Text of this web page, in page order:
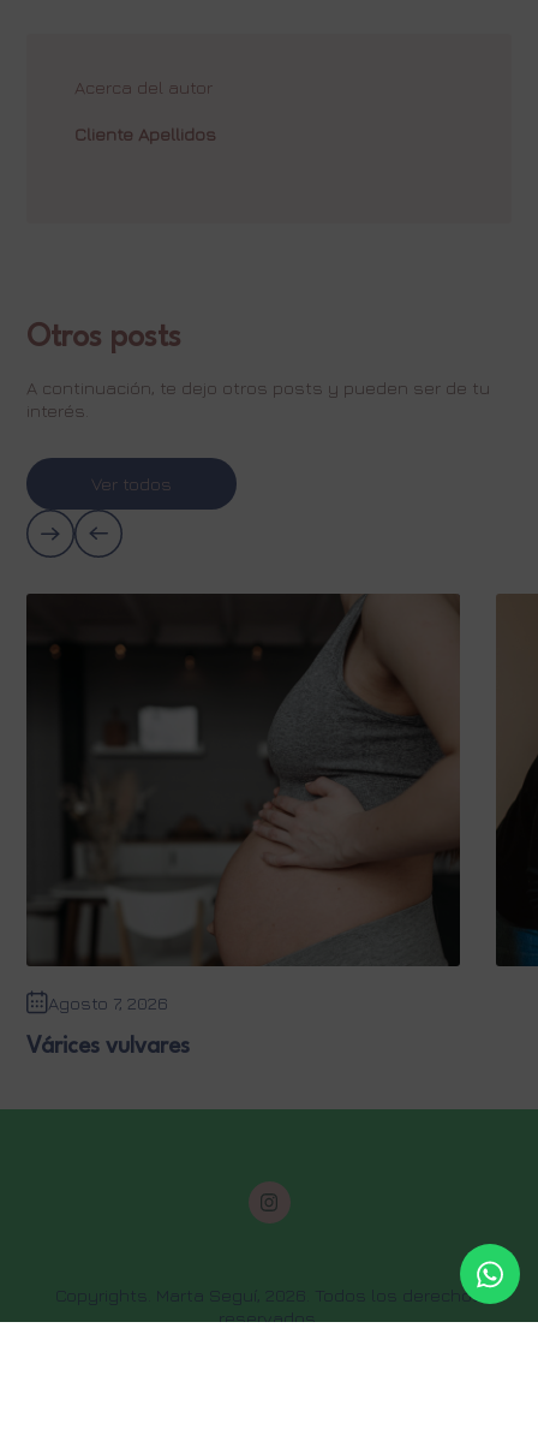
Acerca del autor
Cliente Apellidos
Otros posts
A continuación, te dejo otros posts y pueden ser de tu
interés.
Ver todos
Agosto 7, 2026
Várices vulvares
Copyrights. Marta Seguí, 2026. Todos los derechos
reservados.